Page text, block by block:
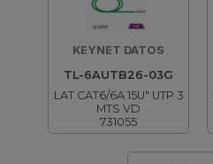
KEYNET DATOS
TL-6AUTB26-03G
LAT CAT6/6A 15U" UTP 3
MTS VD
731055